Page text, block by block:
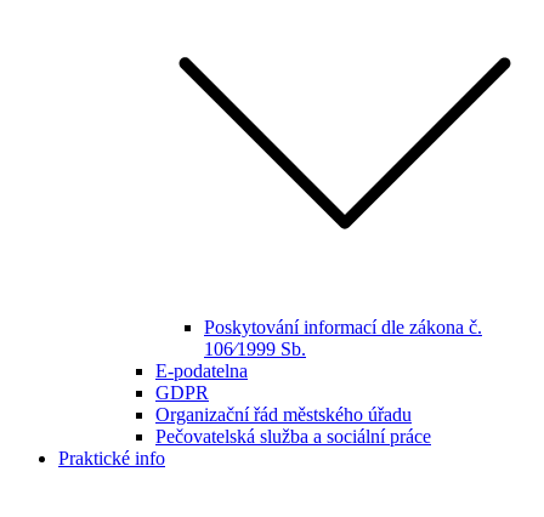
Poskytování informací dle zákona č.
106⁄1999 Sb.
E-podatelna
GDPR
Organizační řád městského úřadu
Pečovatelská služba a sociální práce
Praktické info